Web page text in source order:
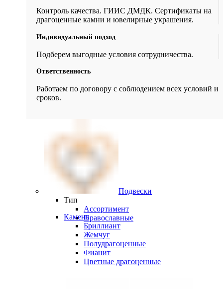
Контроль качества. ГИИС ДМДК. Сертификаты на
драгоценные камни и ювелирные украшения.
Индивидуальный подход
Подберем выгодные условия сотрудничества.
Ответственность
Работаем по договору с соблюдением всех условий и
сроков.
Подвески
Тип
Ассортимент
Православные
Камень
Бриллиант
Жемчуг
Полудрагоценные
Фианит
Цветные драгоценные